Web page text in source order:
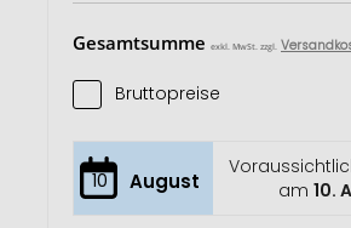
Gesamtsumme exkl. MwSt. zzgl.
Bruttopreise
10 August
am 10.